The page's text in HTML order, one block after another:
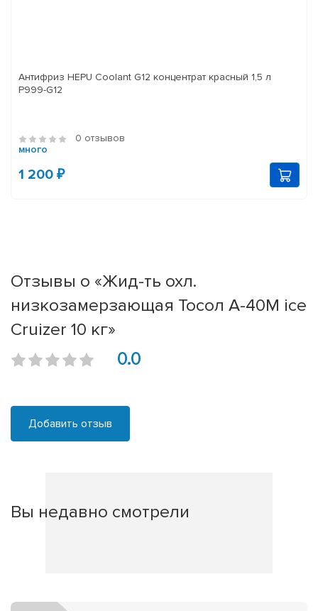
Антифриз HEPU Coolant G12 концентрат красный 1,5 л
P999-G12
0 отзывов
много
1 200 ₽
Отзывы о «Жид-ть охл.
низкозамерзающая Тосол А-40М ice
Cruizer 10 кг»
0.0
Добавить отзыв
Вы недавно смотрели